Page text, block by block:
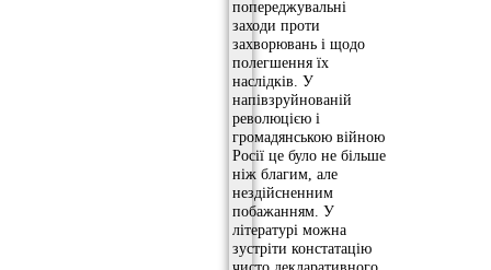
попереджувальні
заходи проти
захворювань і щодо
полегшення їх
наслідків. У
напівзруйнованій
революцією і
громадянською війною
Росії це було не більше
ніж благим, але
нездійсненним
побажанням. У
літературі можна
зустріти констатацію